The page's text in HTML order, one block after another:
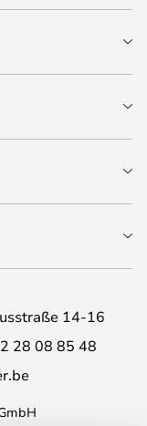
14-16
28 08 85 48